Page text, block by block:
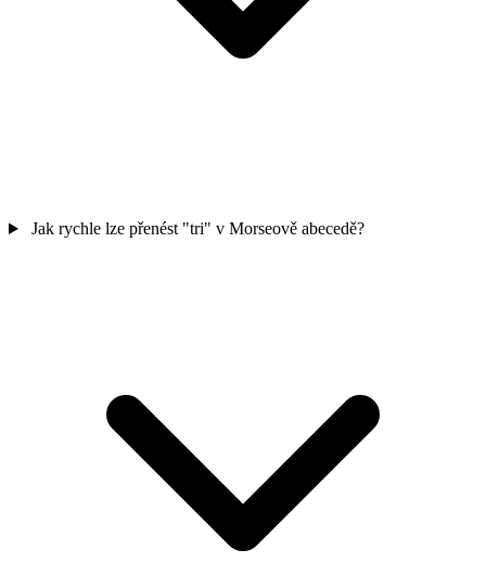
Jak rychle lze přenést "tri" v Morseově abecedě?